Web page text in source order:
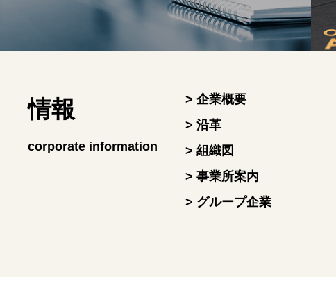
情報
corporate information
> 企業概要
> 沿革
> 組織図
> 事業所案内
> グループ企業